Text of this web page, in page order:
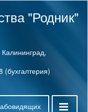
"Родник"